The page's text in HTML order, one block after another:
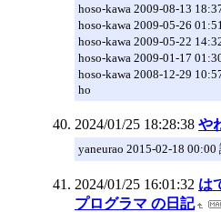
hoso-kawa 2009-08-13
hoso-kawa 2009-05-26
hoso-kawa 2009-05-22
hoso-kawa 2009-01-17
hoso-kawa 2008-12-29
ho
2024/01/25 18:28:38 や
yaneurao 2015-02-18
2024/01/25 16:01:32 は
プログラマ の日記